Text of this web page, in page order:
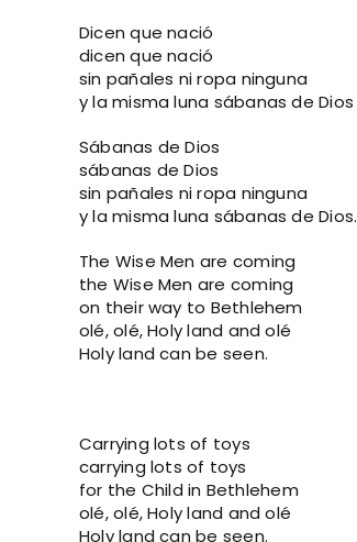
Dicen que nació
dicen que nació
sin pañales ni ropa ninguna
y la misma luna sábanas de Dios
Sábanas de Dios
sábanas de Dios
sin pañales ni ropa ninguna
y la misma luna sábanas de Dios.
The Wise Men are coming
the Wise Men are coming
on their way to Bethlehem
olé, olé, Holy land and olé
Holy land can be seen.
Carrying lots of toys
carrying lots of toys
for the Child in Bethlehem
olé, olé, Holy land and olé
Holy land can be seen.